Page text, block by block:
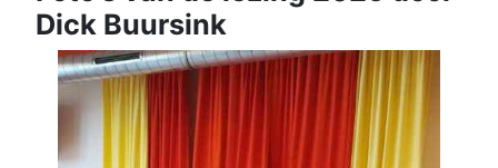
Dick Buursink